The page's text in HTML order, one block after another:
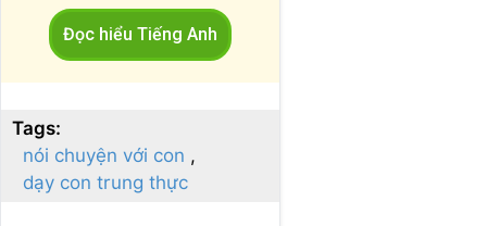
Đọc hiểu Tiếng Anh
Tags:
nói chuyện với con
dạy con trung thực